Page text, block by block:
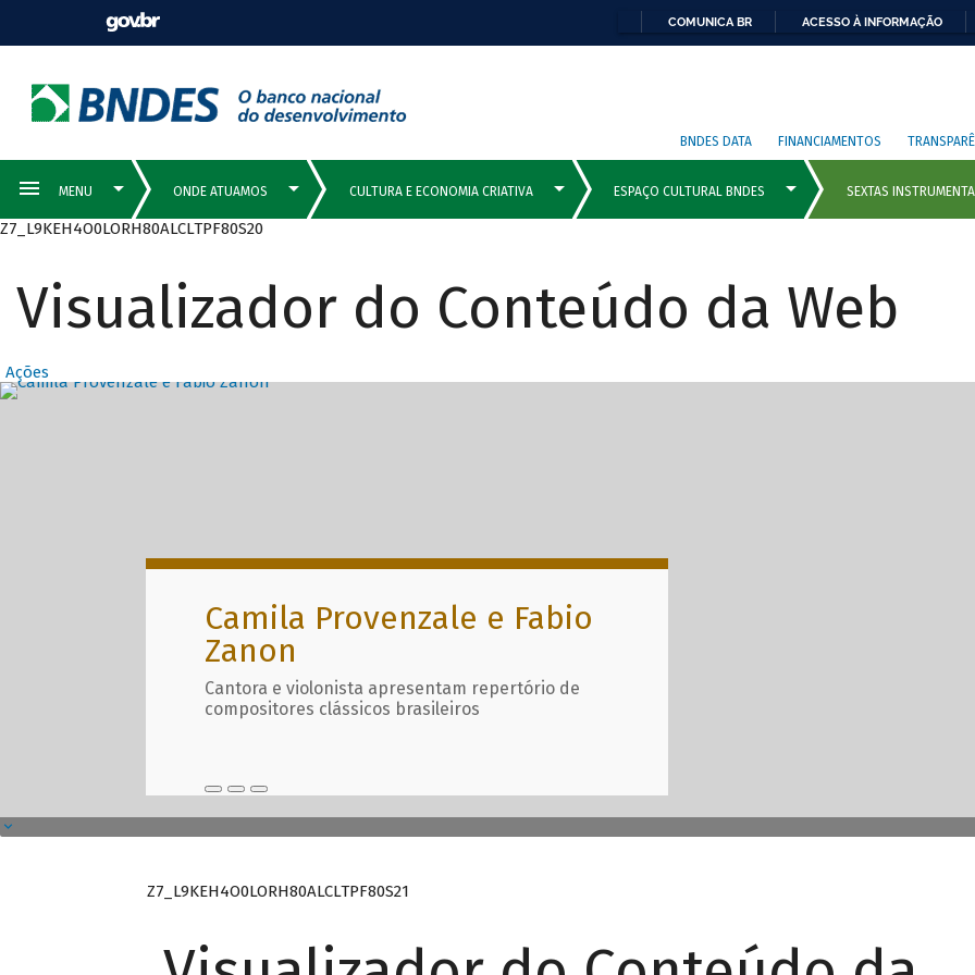
COMUNICA BR ACESSO À INFORMAÇÃO
BNDES DATA FINANCIAMENTOS
Z7_L9KEH4O0LORH80ALCLTPF80S20
Visualizador do Conteúdo da Web
Ações
Destaques Principais com
Camila Provenzale e Fabio
Zanon
Cantora e violonista apresentam repertório de
compositores clássicos brasileiros
Z7_L9KEH4O0LORH80ALCLTPF80S21